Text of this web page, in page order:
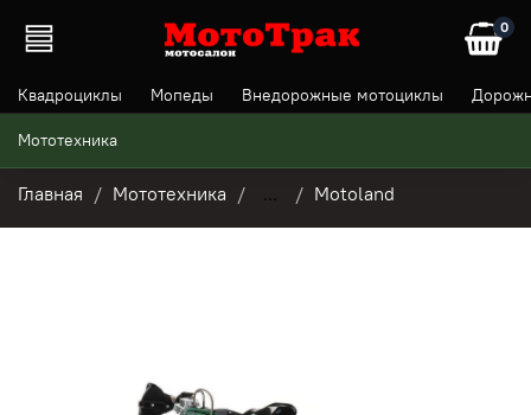
0
Квадроциклы Мопеды Внедорожные мотоциклы
Мототехника
Главная Мототехника Motoland